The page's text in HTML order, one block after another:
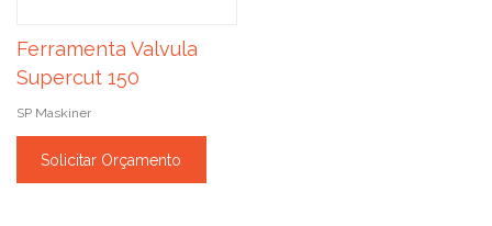
Ferramenta Valvula
Supercut 150
SP Maskiner
Solicitar Orçamento